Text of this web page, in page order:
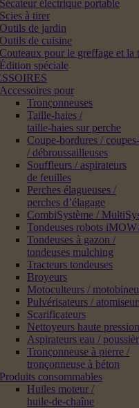
Sécateur électrique portable
Scies à tirer
Outils de jardin
Outils de cuisine
Couteaux pour le greffage et la
Édition spéciale
Accessoires pour
Tronçonneuses
Taille-haies /
taille-haies sur perche
Coupe-bordures /
/ débroussailleuses
Souffleurs / aspirateurs
de feuilles
Perches élagueuses /
perches d’élagage
CombiSystème /
Tondeuses robots
Tondeuses à gazon /
tondeuses mulching
Tracteurs tondeuses
Broyeurs
Motoculteurs /
Pulvérisateurs /
Scarificateurs
Nettoyeurs haute pression
Aspirateurs eau /
Tronçonneuse à pierre /
tronçonneuse à béton
Produits consommables
Huiles moteur /
huile-de-chaîne